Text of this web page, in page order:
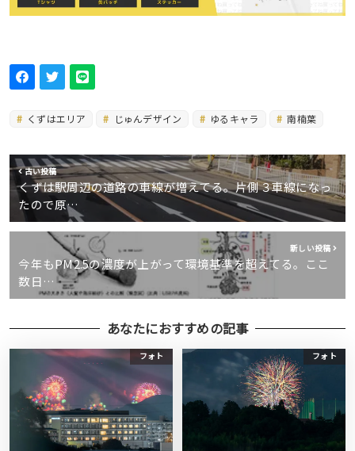
くずはエリア じゅんデザイン ゆるキャラ 南楠葉
古い投稿
くずは駅周辺の道路の車線が増えてる。片側３車線になっ
たので原…
新しい投稿
今年もPM2.5の濃度が上がって環境基準を超えてる。ここ
数日…
あなたにおすすめの記事
フォト フォト